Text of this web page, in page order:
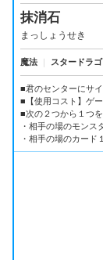
抹消石
まっしょうせき
魔法 ｜ スタードラ
■君のセンターにサ
■【使用コスト】ゲ
■次の２つから１つを
・相手の場のモンス
・相手の場のカード